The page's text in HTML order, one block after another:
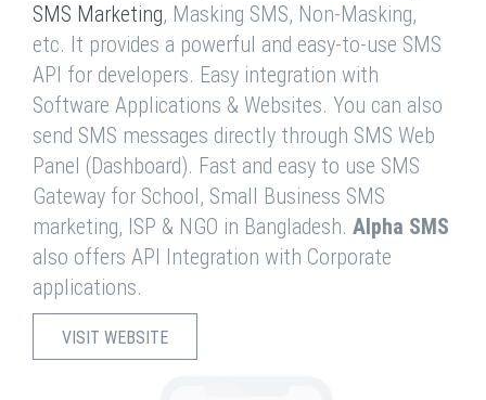
SMS Marketing, Masking SMS, Non-Masking,
etc. It provides a powerful and easy-to-use SMS
API for developers. Easy integration with
Software Applications & Websites. You can also
send SMS messages directly through SMS Web
Panel (Dashboard). Fast and easy to use SMS
Gateway for School, Small Business SMS
marketing, ISP & NGO in Bangladesh. Alpha SMS
also offers API Integration with Corporate
applications.
VISIT WEBSITE